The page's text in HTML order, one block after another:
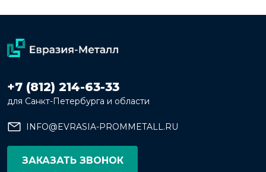
+7 (812) 214-63-33
для Санкт-Петербурга и области
INFO@EVRASIA-PROMMETALL.RU
ЗАКАЗАТЬ ЗВОНОК